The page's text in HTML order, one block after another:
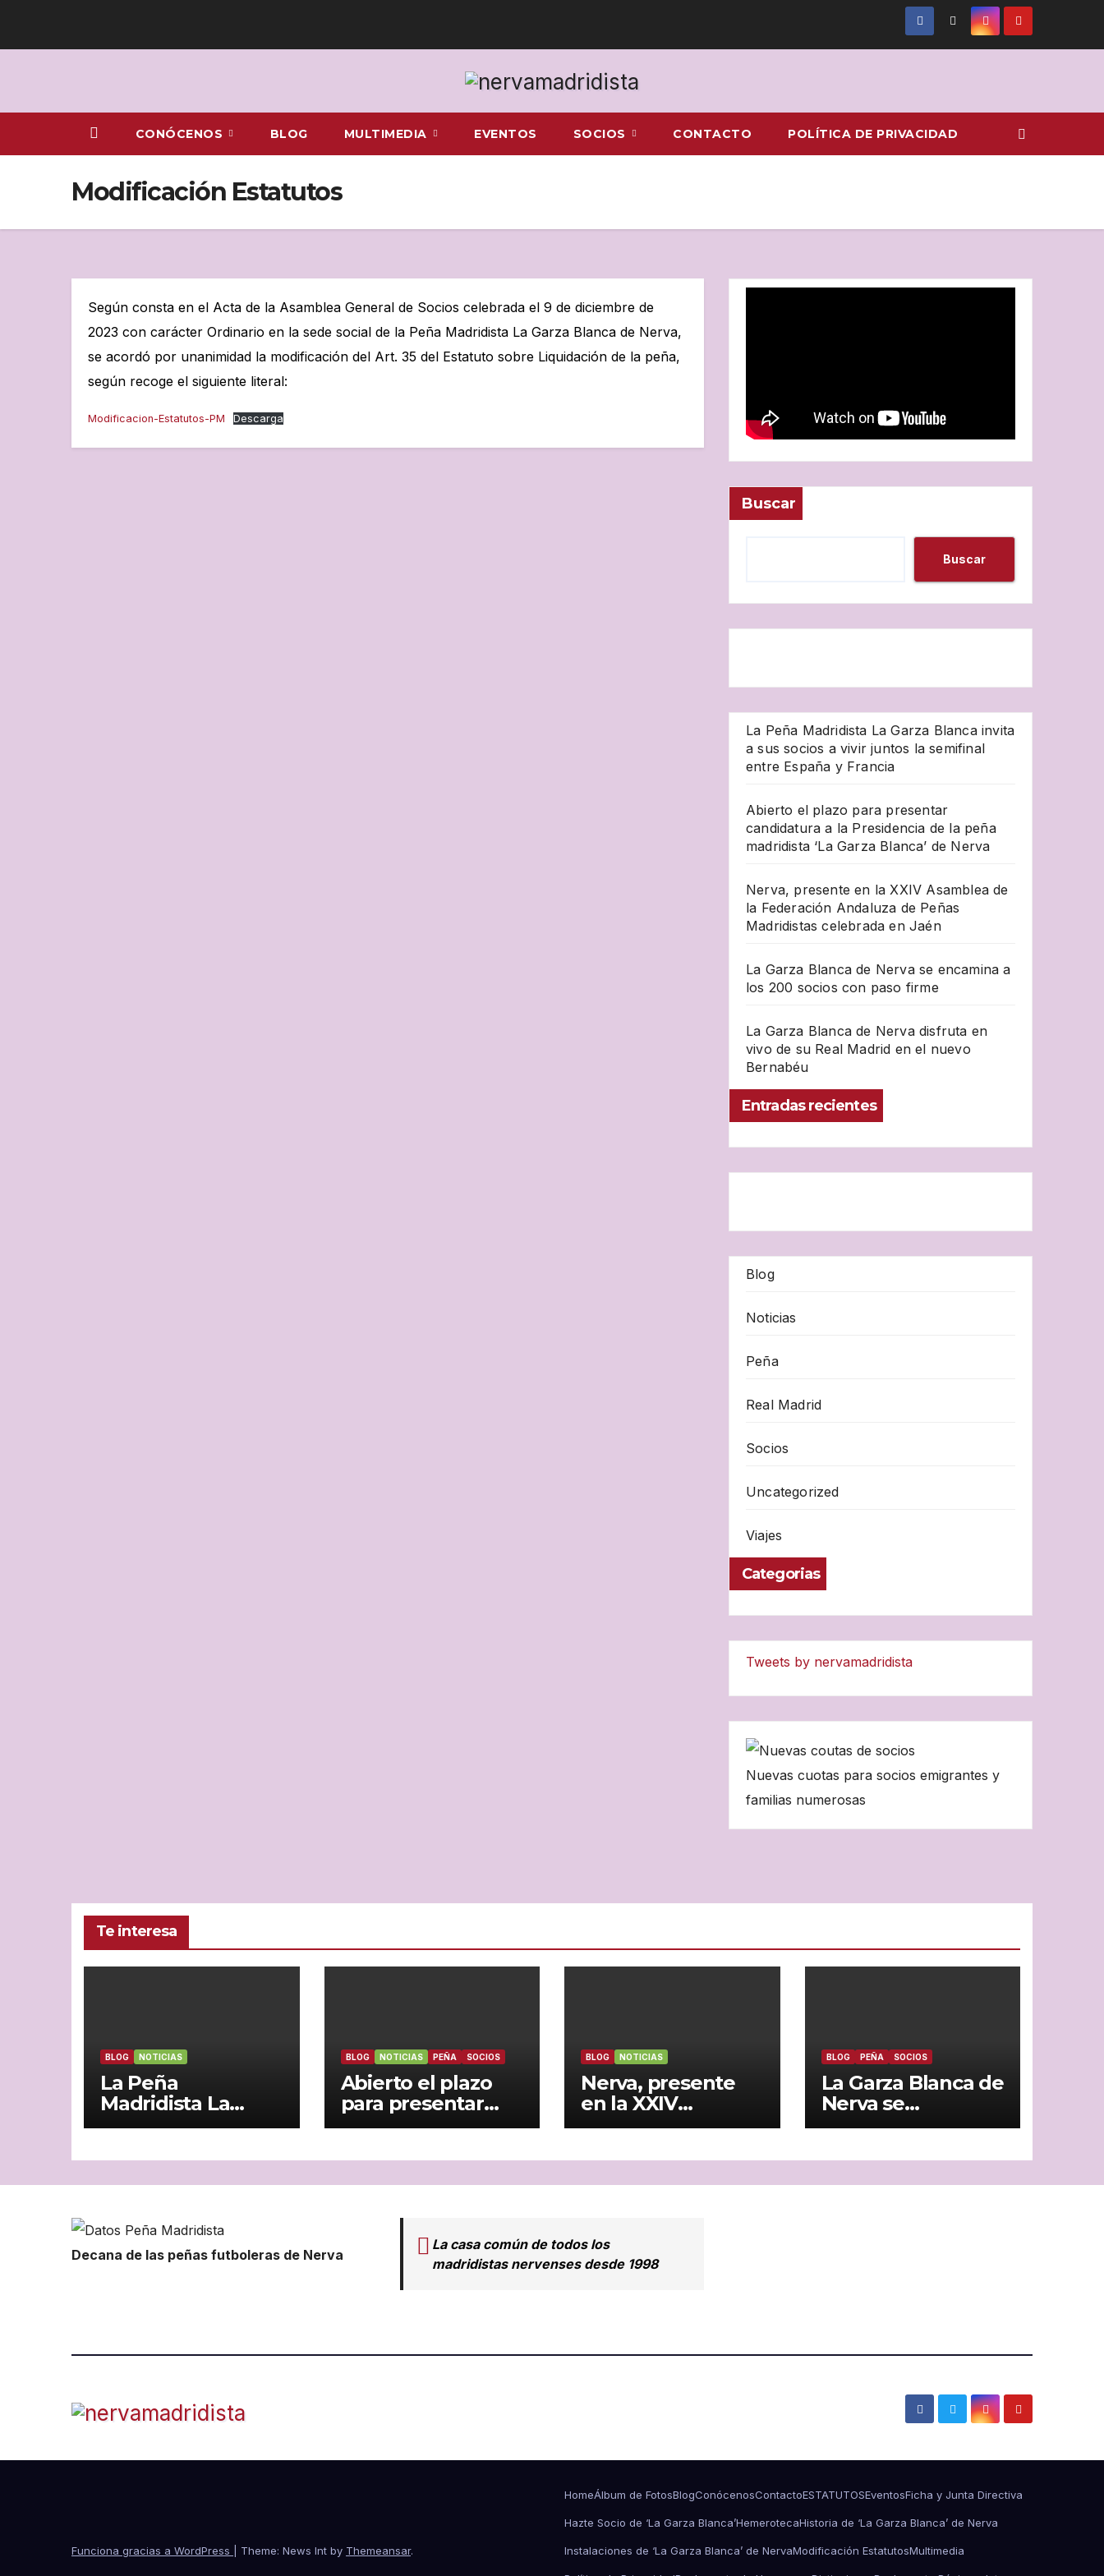
CONÓCENOS BLOG MULTIMEDIA EVENTOS SOCIOS CONTACTO POLÍTICA DE PRIVACIDAD
Modificación Estatutos
Según consta en el Acta de la Asamblea General de Socios celebrada el 9 de diciembre de
2023 con carácter Ordinario en la sede social de la Peña Madridista La Garza Blanca de Nerva,
se acordó por unanimidad la modificación del Art. 35 del Estatuto sobre Liquidación de la peña,
según recoge el siguiente literal:
Modificacion-Estatutos-PM Descarga
Buscar
Buscar
La Peña Madridista La Garza Blanca invita
a sus socios a vivir juntos la semifinal
entre España y Francia
Abierto el plazo para presentar
candidatura a la Presidencia de la peña
madridista ‘La Garza Blanca’ de Nerva
Nerva, presente en la XXIV Asamblea de
la Federación Andaluza de Peñas
Madridistas celebrada en Jaén
La Garza Blanca de Nerva se encamina a
los 200 socios con paso firme
La Garza Blanca de Nerva disfruta en
vivo de su Real Madrid en el nuevo
Bernabéu
Entradas recientes
Blog
Noticias
Peña
Real Madrid
Socios
Uncategorized
Viajes
Categorias
Tweets by nervamadridista
Nuevas cuotas para socios emigrantes y
familias numerosas
Te interesa
BLOG NOTICIAS
La Peña
Madridista La
Garza Blanca invita
juntos la semifinal
entre España y
BLOG NOTICIAS PEÑA SOCIOS
Abierto el plazo
para presentar
candidatura a la
peña madridista
‘La Garza Blanca’
BLOG NOTICIAS
Nerva, presente
en la XXIV
Asamblea de la
Andaluza de
Peñas Madridistas
BLOG PEÑA SOCIOS
La Garza Blanca de
Nerva se
encamina a los
paso firme
Decana de las peñas futboleras de Nerva
La casa común de todos los
madridistas nervenses desde 1998
Funciona gracias a WordPress Theme: News Int by Themeansar.
HomeÁlbum de FotosBlogConócenosContactoESTATUTOSEventosFicha y Junta Directiva
Hazte Socio de ‘La Garza Blanca’HemerotecaHistoria de ‘La Garza Blanca’ de Nerva
Instalaciones de ‘La Garza Blanca’ de NervaModificación EstatutosMultimedia